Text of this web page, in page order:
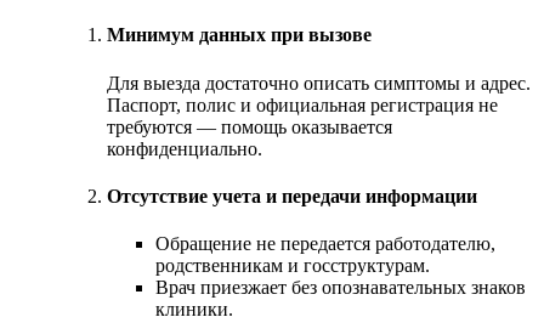
Минимум данных при вызове
Для выезда достаточно описать симптомы и адрес.
Паспорт, полис и официальная регистрация не
требуются — помощь оказывается
конфиденциально.
Отсутствие учета и передачи информации
Обращение не передается работодателю,
родственникам и госструктурам.
Врач приезжает без опознавательных знаков
клиники.